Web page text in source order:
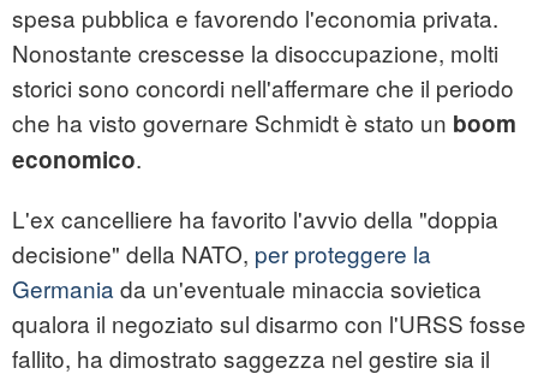
spesa pubblica e favorendo l'economia privata.
Nonostante crescesse la disoccupazione, molti
storici sono concordi nell'affermare che il periodo
che ha visto governare Schmidt è stato un boom
economico.
L'ex cancelliere ha favorito l'avvio della "doppia
decisione" della NATO, per proteggere la
Germania da un'eventuale minaccia sovietica
qualora il negoziato sul disarmo con l'URSS fosse
fallito, ha dimostrato saggezza nel gestire sia il